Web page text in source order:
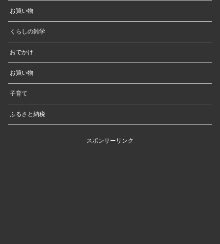
お買い物
くらしの雑学
おでかけ
お買い物
子育て
ふるさと納税
スポンサーリンク